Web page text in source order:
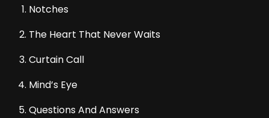
Notches
The Heart That Never Waits
Curtain Call
Mind’s Eye
Questions And Answers